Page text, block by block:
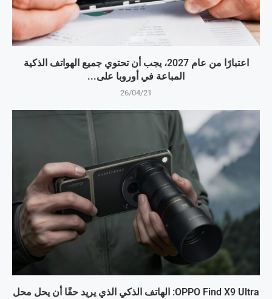
اعتبارًا من عام 2027، يجب أن تحتوي جميع الهواتف الذكية
المباعة في أوروبا على...
26/04/21
OPPO Find X9 Ultra: الهاتف الذكي الذي يريد حقًا أن يحل محل